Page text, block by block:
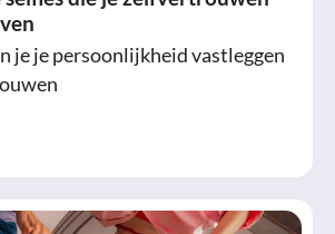
je je persoonlijkheid vastleggen